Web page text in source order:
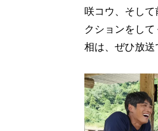
咲コウ、そして
クションをし
相は、ぜひ放送